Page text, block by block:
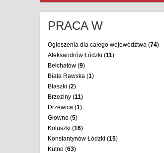
PRACA W
Ogłoszenia dla całego województwa (74)
Aleksandrów Łódzki (11)
Bełchatów (9)
Biała Rawska (1)
Błaszki (2)
Brzeziny (11)
Drzewica (1)
Głowno (5)
Koluszki (16)
Konstantynów Łódzki (15)
Kutno (63)